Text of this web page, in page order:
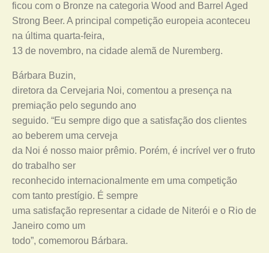
ficou com o Bronze na categoria Wood and Barrel Aged
Strong Beer. A principal competição europeia aconteceu
na última quarta-feira,
13 de novembro, na cidade alemã de Nuremberg.
Bárbara Buzin,
diretora da Cervejaria Noi, comentou a presença na
premiação pelo segundo ano
seguido. “Eu sempre digo que a satisfação dos clientes
ao beberem uma cerveja
da Noi é nosso maior prêmio. Porém, é incrível ver o fruto
do trabalho ser
reconhecido internacionalmente em uma competição
com tanto prestígio. É sempre
uma satisfação representar a cidade de Niterói e o Rio de
Janeiro como um
todo”, comemorou Bárbara.